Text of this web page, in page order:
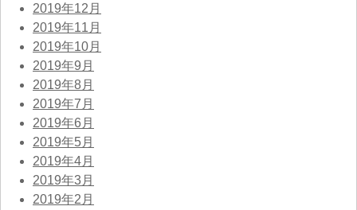
2019年12月
2019年11月
2019年10月
2019年9月
2019年8月
2019年7月
2019年6月
2019年5月
2019年4月
2019年3月
2019年2月